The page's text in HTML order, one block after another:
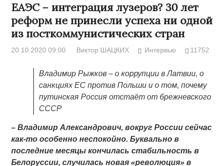
ЕАЭС – интеграция лузеров? 30 лет
реформ не принесли успеха ни одной
из посткоммунистических стран
20.10.2020 09:00 Виктор ШАЦКИХ Интервью 11752
Владимир Рыжков – о коррупции в Латвии, о
санкциях ЕС против Польши и о том, почему
путинская Россия отстаёт от брежневского
СССР
– Владимир Александрович, вокруг России сейчас
как-то особенно неспокойно. Буквально в
последние месяцы кончилась стабильность в
Белоруссии, случилась новая «революция» в